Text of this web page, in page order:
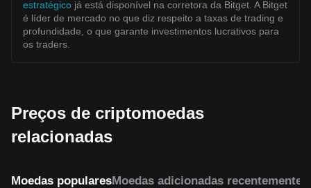
estratégico já está disponível na corretora da Bitget. A Bitget
é líder de mercado no que diz respeito a taxas de trading e
profundidade, o que garante investimentos lucrativos para
os traders.
Preços de criptomoedas
relacionadas
Moedas popularesMoedas adicionadas recentemente